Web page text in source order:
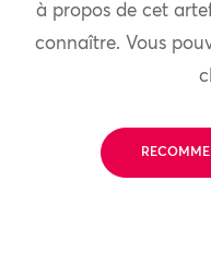
à propos de cet
connaître. Vous